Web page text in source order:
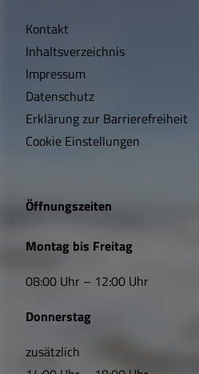
c
h
t
i
e
L
n
k
s
Kontakt
Inhaltsverzeichnis
Impressum
Datenschutz
Erklärung zur Barrierefreiheit
Cookie Einstellungen
Öffnungszeiten
Montag bis Freitag
08:00 Uhr – 12:00 Uhr
Donnerstag
zusätzlich